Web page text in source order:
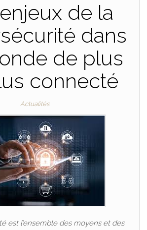
de la
dans
de plus
connecté
Actualités
est l’ensemble des moyens et des